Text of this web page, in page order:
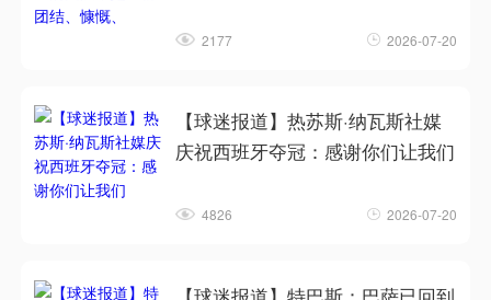
2177 2026-07-20
【球迷报道】热苏斯·纳瓦斯社媒
庆祝西班牙夺冠：感谢你们让我们
4826 2026-07-20